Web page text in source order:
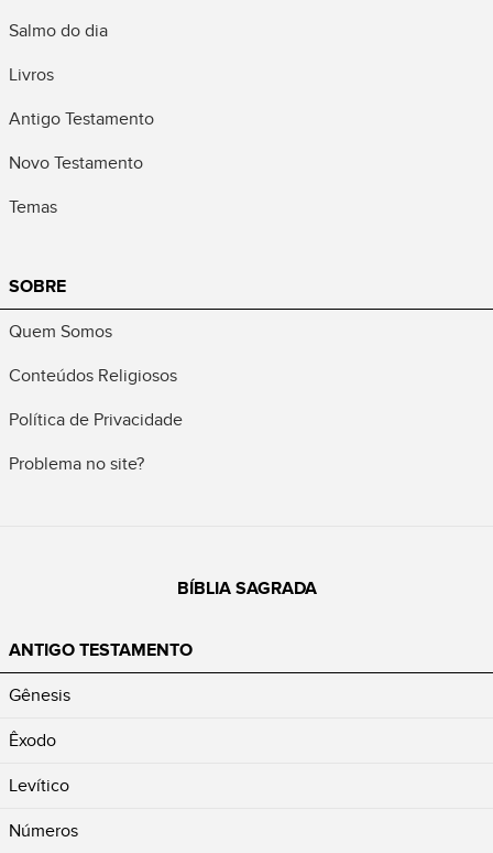
Salmo do dia
Livros
Antigo Testamento
Novo Testamento
Temas
SOBRE
Quem Somos
Conteúdos Religiosos
Política de Privacidade
Problema no site?
BÍBLIA SAGRADA
ANTIGO TESTAMENTO
Gênesis
Êxodo
Levítico
Números